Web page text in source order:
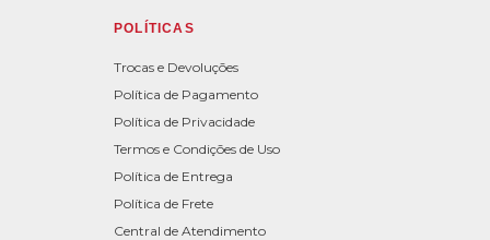
POLÍTICAS
Trocas e Devoluções
Política de Pagamento
Política de Privacidade
Termos e Condições de Uso
Política de Entrega
Política de Frete
Central de Atendimento